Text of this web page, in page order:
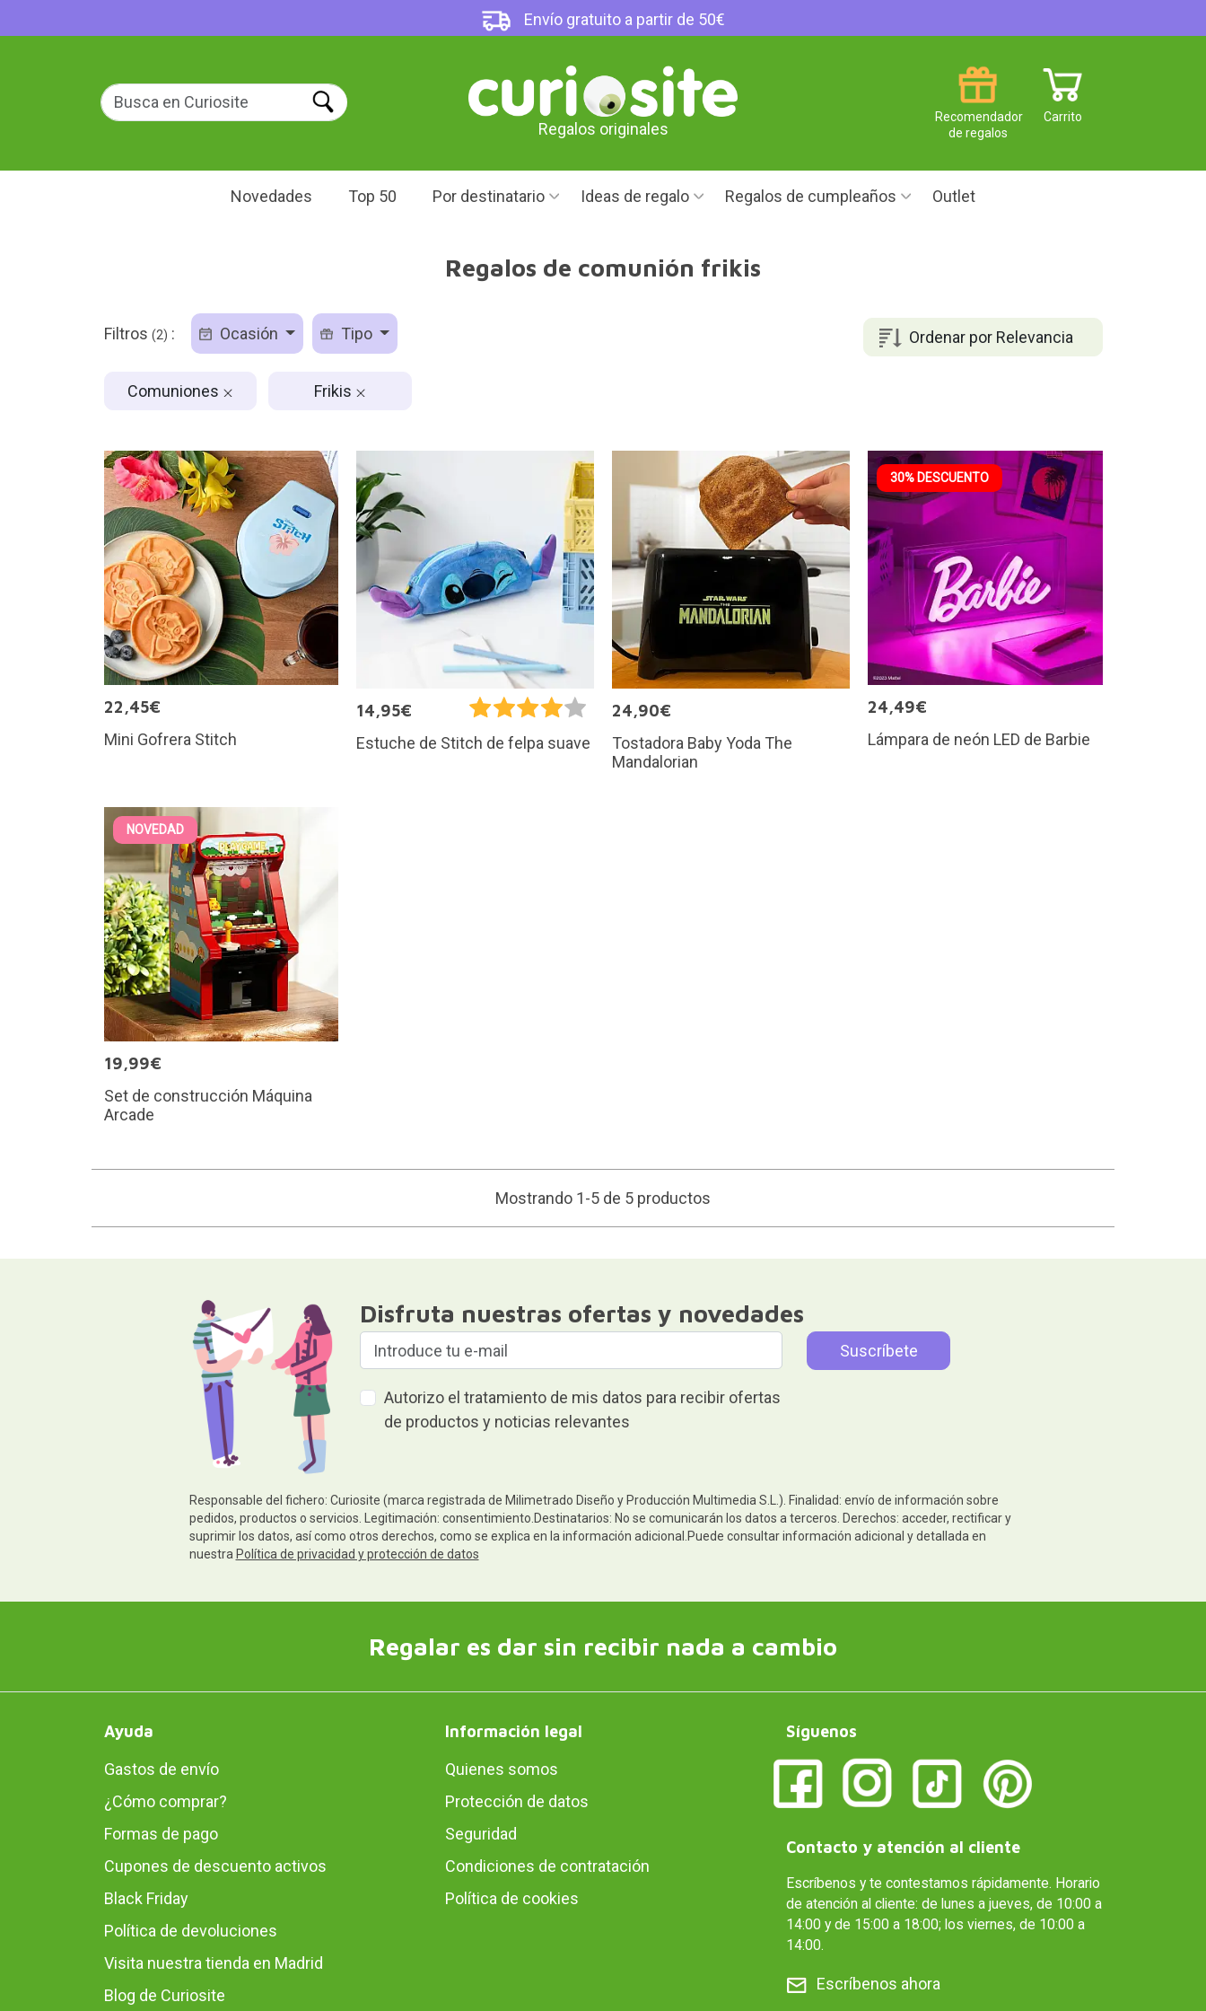
Envío gratuito a partir de 50€
Regalos originales
Carrito
Recomendador
de regalos
Novedades Top 50 Por destinatario Ideas de regalo Regalos de cumpleaños Outlet
Regalos de comunión frikis
Ordenar por Relevancia
Filtros (2) : Ocasión Tipo
Comuniones Frikis
22,45€
Mini Gofrera Stitch
14,95€
Estuche de Stitch de felpa suave
24,90€
Tostadora Baby Yoda The
Mandalorian
30% DESCUENTO
24,49€
Lámpara de neón LED de Barbie
NOVEDAD
19,99€
Set de construcción Máquina
Arcade
Mostrando 1-5 de 5 productos
Disfruta nuestras ofertas y novedades
Autorizo el tratamiento de mis datos para recibir ofertas
de productos y noticias relevantes
Responsable del fichero: Curiosite (marca registrada de Milimetrado Diseño y Producción Multimedia S.L.). Finalidad: envío de información sobre
pedidos, productos o servicios. Legitimación: consentimiento.Destinatarios: No se comunicarán los datos a terceros. Derechos: acceder, rectificar y
suprimir los datos, así como otros derechos, como se explica en la información adicional.Puede consultar información adicional y detallada en
nuestra Política de privacidad y protección de datos
Regalar es dar sin recibir nada a cambio
Ayuda
Gastos de envío
¿Cómo comprar?
Formas de pago
Cupones de descuento activos
Black Friday
Política de devoluciones
Visita nuestra tienda en Madrid
Blog de Curiosite
Información legal
Quienes somos
Protección de datos
Seguridad
Condiciones de contratación
Política de cookies
Síguenos
Contacto y atención al cliente
Escríbenos y te contestamos rápidamente. Horario
de atención al cliente: de lunes a jueves, de 10:00 a
14:00 y de 15:00 a 18:00; los viernes, de 10:00 a
14:00.
Escríbenos ahora